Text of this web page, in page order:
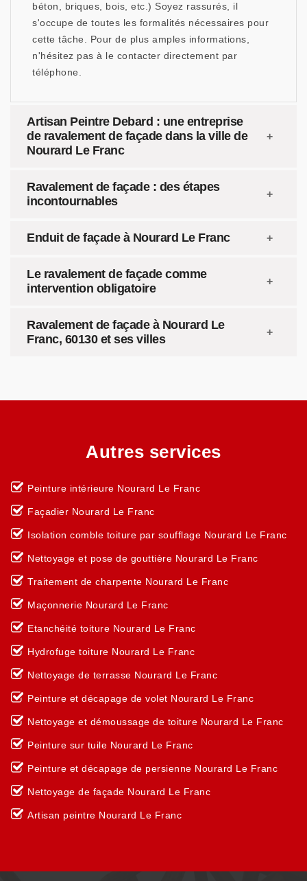
béton, briques, bois, etc.) Soyez rassurés, il
s'occupe de toutes les formalités nécessaires pour
cette tâche. Pour de plus amples informations,
n'hésitez pas à le contacter directement par
téléphone.
Artisan Peintre Debard : une entreprise
de ravalement de façade dans la ville de
Nourard Le Franc
Ravalement de façade : des étapes
incontournables
Enduit de façade à Nourard Le Franc
Le ravalement de façade comme
intervention obligatoire
Ravalement de façade à Nourard Le
Franc, 60130 et ses villes
Autres services
Peinture intérieure Nourard Le Franc
Façadier Nourard Le Franc
Isolation comble toiture par soufflage Nourard Le Franc
Nettoyage et pose de gouttière Nourard Le Franc
Traitement de charpente Nourard Le Franc
Maçonnerie Nourard Le Franc
Etanchéité toiture Nourard Le Franc
Hydrofuge toiture Nourard Le Franc
Nettoyage de terrasse Nourard Le Franc
Peinture et décapage de volet Nourard Le Franc
Nettoyage et démoussage de toiture Nourard Le Franc
Peinture sur tuile Nourard Le Franc
Peinture et décapage de persienne Nourard Le Franc
Nettoyage de façade Nourard Le Franc
Artisan peintre Nourard Le Franc